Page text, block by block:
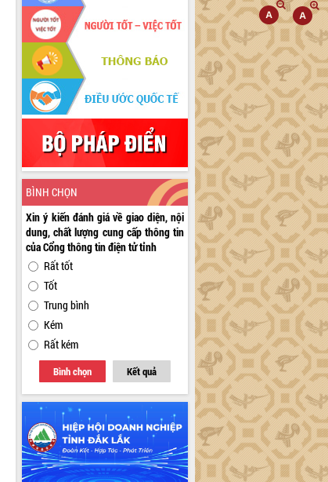
BÌNH CHỌN
Xin ý kiến đánh giá về giao diện, nội
dung, chất lượng cung cấp thông tin
của Cổng thông tin điện tử tỉnh
Rất tốt
Tốt
Trung bình
Kém
Rất kém
Bình chọn Kết quả